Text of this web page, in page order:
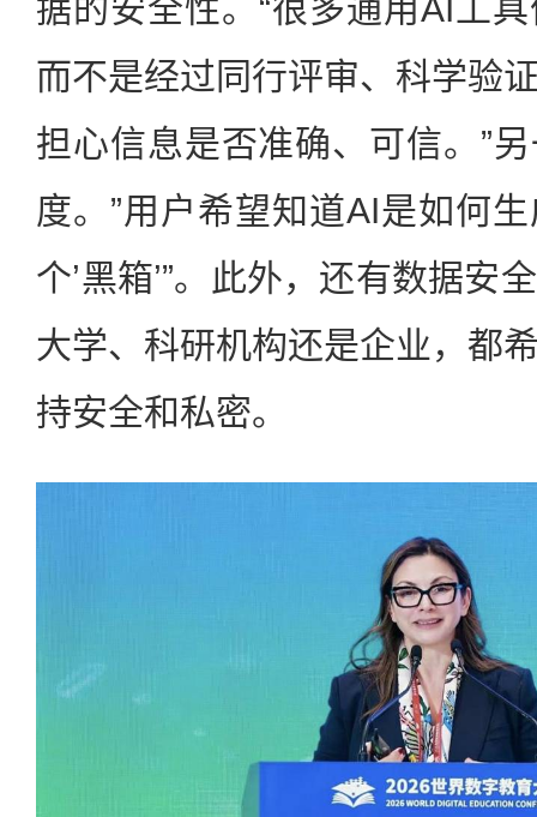
据的安全性。“很多通用AI工
而不是经过同行评审、科学验
担心信息是否准确、可信。”
度。”用户希望知道AI是如何
个’黑箱’”。此外，还有数据安
大学、科研机构还是企业，都
持安全和私密。